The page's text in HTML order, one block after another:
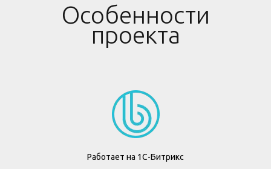
Особенности
проекта
Работает на 1С-Битрикс